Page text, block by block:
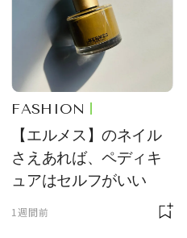
FASHION
【エルメス】のネイル
さえあれば、ペディキ
ュアはセルフがいい
1週間前